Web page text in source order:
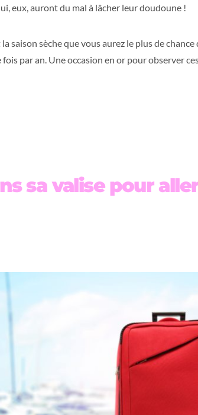
eux, auront du mal à lâcher leur doudoune !
saison sèche que vous aurez le plus de
par an. Une occasion en or pour observer
sa valise pour